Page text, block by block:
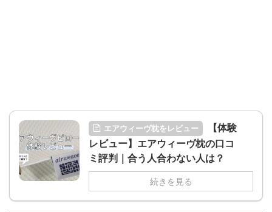
エアウィーヴ枕をレビュー
【体験
レビュー】エアウィーヴ枕の口コ
ミ評判｜合う人合わない人は？
続きを見る